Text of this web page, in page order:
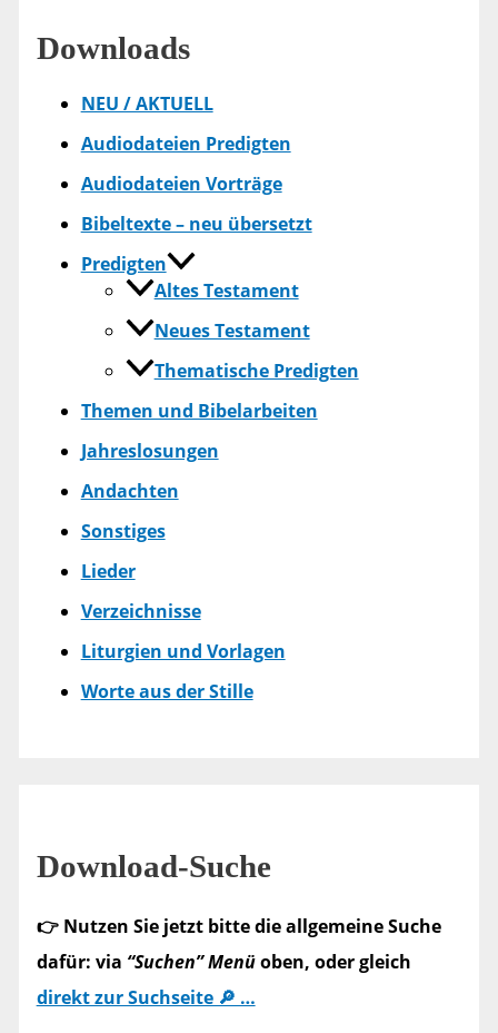
Downloads
NEU / AKTUELL
Audiodateien Predigten
Audiodateien Vorträge
Bibeltexte – neu übersetzt
Predigten
Altes Testament
Neues Testament
Thematische Predigten
Themen und Bibelarbeiten
Jahreslosungen
Andachten
Sonstiges
Lieder
Verzeichnisse
Liturgien und Vorlagen
Worte aus der Stille
Download-Suche
👉 Nutzen Sie jetzt bitte die allgemeine Suche
dafür: via “Suchen” Menüoben, oder gleich
direkt zur Suchseite 🔎 …